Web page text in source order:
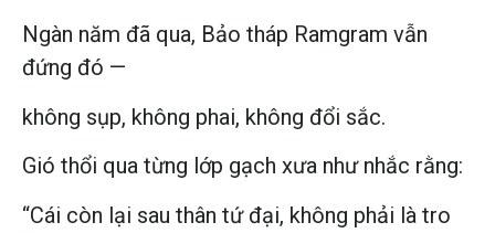
Ngàn năm đã qua, Bảo tháp Ramgram vẫn
đứng đó —
không sụp, không phai, không đổi sắc.
Gió thổi qua từng lớp gạch xưa như nhắc rằng:
“Cái còn lại sau thân tứ đại, không phải là tro